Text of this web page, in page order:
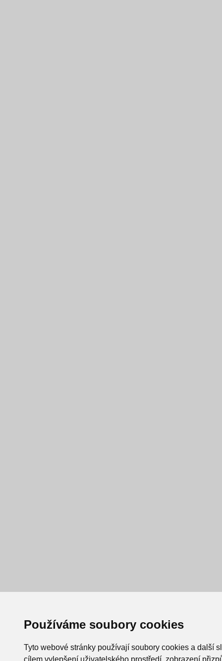
Používáme soubory cookies
Tyto webové stránky používají soubory cookies a další
cílem vylepšení uživatelského prostředí, zobrazení